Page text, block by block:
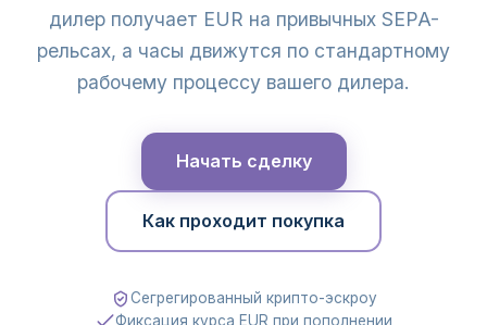
дилер получает EUR на привычных SEPA-
рельсах, а часы движутся по стандартному
рабочему процессу вашего дилера.
Начать сделку
Как проходит покупка
Сегрегированный крипто-эскроу
Фиксация курса EUR при пополнении